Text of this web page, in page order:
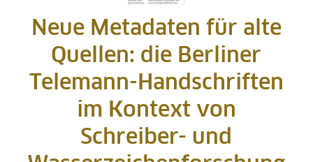
Neue Metadaten für alte
Quellen: die Berliner
Telemann-Handschriften
im Kontext von
Schreiber- und